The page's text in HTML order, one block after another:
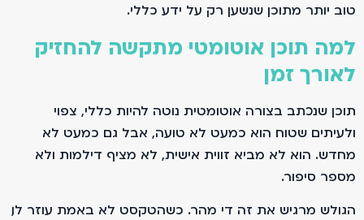
טוב יותר מתוכן שנשען רק על ידע כללי.
למה תוכן אוטומטי מתקשה להחזיק
לאורך זמן
תוכן שנכתב בצורה אוטומטית נוטה להיות כללי, צפוי
ולעיתים שטוח. הוא כמעט לא טועה, אבל גם כמעט לא
מחדש. הוא לא מביא זווית אישית, לא מציף דילמות ולא
מספר סיפור.
הגולש מרגיש את זה די מהר. כשהטקסט לא באמת עוזר לו,